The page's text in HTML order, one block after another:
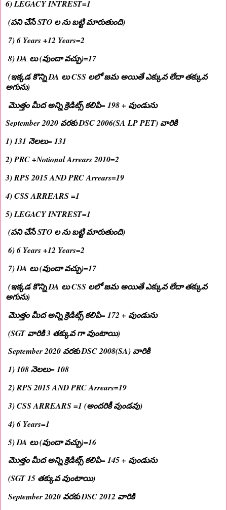
6) LEGACY INTREST=1
(పని చేసే STO ల ను బట్టి మారుతుంది)
7) 6 Years +12 Years=2
8) DA లు (వుందా వచ్చు)=17
(ఇక్కడ కొన్ని DA లు CSS లలో జమ అయితే ఎక్కువ లేదా తక్కువ
అగును)
మొత్తం మీద అన్ని క్రెడిట్స్ కలిపి= 198 + వుండును
September 2020 వరకు DSC 2006(SA LP PET) వారికి
1) 131 నెలలు= 131
2) PRC +Notional Arrears 2010=2
3) RPS 2015 AND PRC Arrears=19
4) CSS ARREARS =1
5) LEGACY INTREST=1
(పని చేసే STO ల ను బట్టి మారుతుంది)
6) 6 Years +12 Years=2
7) DA లు (వుందా వచ్చు)=17
(ఇక్కడ కొన్ని DA లు CSS లలో జమ అయితే ఎక్కువ లేదా తక్కువ
అగును)
మొత్తం మీద అన్ని క్రెడిట్స్ కలిపి= 172 + వుండును
(SGT వారికి 3 తక్కువ గా వుంటాయి)
September 2020 వరకు DSC 2008(SA) వారికి
1) 108 నెలలు= 108
2) RPS 2015 AND PRC Arrears=19
3) CSS ARREARS =1 (అందరికీ వుండవు)
4) 6 Years=1
5) DA లు (వుందా వచ్చు)=16
మొత్తం మీద అన్ని క్రెడిట్స్ కలిపి= 145 + వుండును
(SGT 15 తక్కువ వుంటాయి)
September 2020 వరకు DSC 2012 వారికి